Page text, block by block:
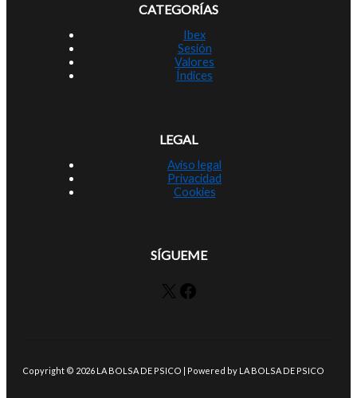
CATEGORÍAS
Ibex
Sesión
Valores
Índices
LEGAL
Aviso legal
Privacidad
Cookies
SÍGUEME
X Facebook
Copyright © 2026 LA BOLSA DE PSICO | Powered by LA BOLSA DE PSICO